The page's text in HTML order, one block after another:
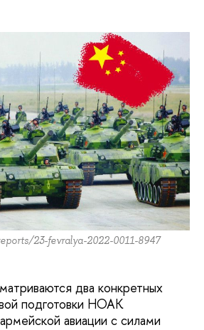
23-fevralya-2022-0011-8947
два конкретных
подготовки НОАК
авиации с силами